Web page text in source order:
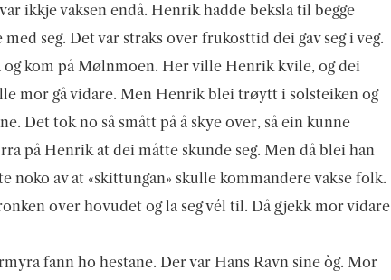
ikkje vaksen endå. Henrik hadde beksla til begge
seg. Det var straks over frukosttid dei gav seg i veg.
og kom på Mølnmoen. Her ville Henrik kvile, og dei
mor gå vidare. Men Henrik blei trøytt i solsteiken og
Det tok no så smått på å skye over, så ein kunne
på Henrik at dei måtte skunde seg. Men då blei han
noko av at «skittungan» skulle kommandere vakse folk.
over hovudet og la seg vél til. Då gjekk mor vidare
fann ho hestane. Der var Hans Ravn sine òg. Mor